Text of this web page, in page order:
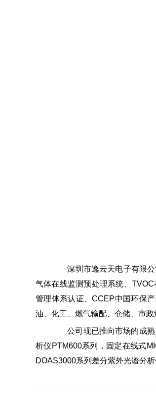
深圳市逸云天电子有限公
气体在线监测预处理系统、
管理体系认证、CCEP中国环保
油、化工、燃气输配、仓储、市
公司现已推向市场的成熟
析仪PTM600系列，固定在线式
DOAS3000系列差分紫外光谱分